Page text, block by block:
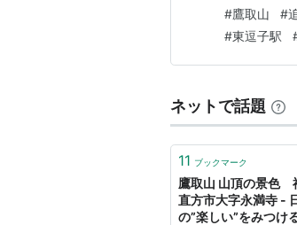
いい…歴史
中の△三等
#鷹取山 #
#東逗子駅
ネットで話題
11 ブックマーク
鷹取山 山頂の景色
直方市大字永満寺 -
の”楽しい”をみつけ